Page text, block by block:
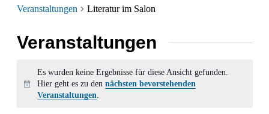
Veranstaltungen Literatur im Salon
Veranstaltungen
Hinweis
Es wurden keine Ergebnisse für diese Ansicht gefunden.
Hier geht es zu dennächsten bevorstehenden
Veranstaltungen.